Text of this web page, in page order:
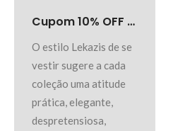
Cupom 10% OFF na Lekazis
O estilo Lekazis de se
vestir sugere a cada
coleção uma atitude
prática, elegante,
despretensiosa,